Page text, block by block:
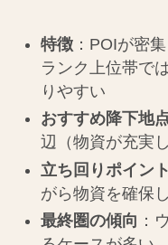
特徴：POIが密
ランク上位帯で
りやすい
おすすめ降下地
辺（物資が充実
立ち回りポイント
がら物資を確保
最終圏の傾向 ：